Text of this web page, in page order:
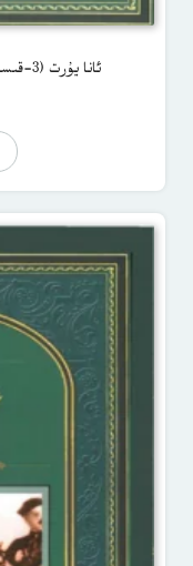
ئانا يۇرت (3-قىسىم – يېڭى نەشىرى) – زوردۇن سابىر